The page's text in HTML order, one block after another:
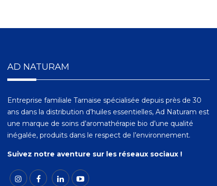
AD NATURAM
Entreprise familiale Tarnaise spécialisée depuis près de 30
ans dans la distribution d’huiles essentielles, Ad Naturam est
une marque de soins d’aromathérapie bio d’une qualité
inégalée, produits dans le respect de l’environnement.
Suivez notre aventure sur les réseaux sociaux !